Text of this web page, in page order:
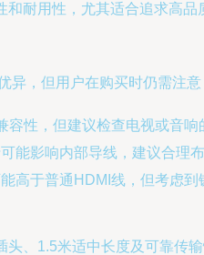
耐用性，尤其适合追求高品
异，但用户在购买时仍需注意
容性，但建议检查电视或音
能影响内部导线，建议合理布
高于普通HDMI线，但考虑
、1.5米适中长度及可靠传